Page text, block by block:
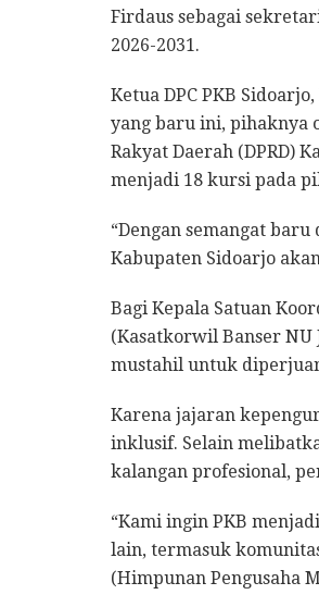
Firdaus sebagai
2026-2031.
Ketua DPC PKB
yang baru ini, pihaknya
Rakyat Daerah (DPRD)
menjadi 18 kursi pada
“Dengan semangat
Kabupaten Sidoarjo
Bagi Kepala Satuan
(Kasatkorwil Banser NU
mustahil untuk
Karena jajaran
inklusif. Selain
kalangan profesional,
“Kami ingin PKB
lain, termasuk
(Himpunan Pengusaha